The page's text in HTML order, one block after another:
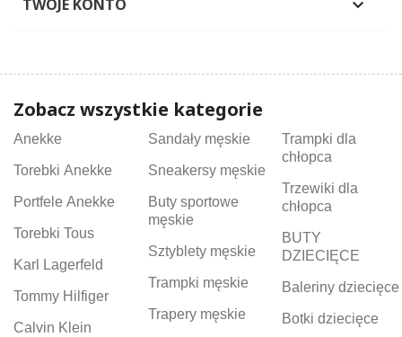
TWOJE KONTO 
Zobacz wszystkie kategorie
Anekke
Torebki Anekke
Portfele Anekke
Torebki Tous
Karl Lagerfeld
Tommy Hilfiger
Calvin Klein
Sandały męskie
Sneakersy męskie
Buty sportowe
męskie
Sztyblety męskie
Trampki męskie
Trapery męskie
Trampki dla
chłopca
Trzewiki dla
chłopca
BUTY
DZIECIĘCE
Baleriny dziecięce
Botki dziecięce